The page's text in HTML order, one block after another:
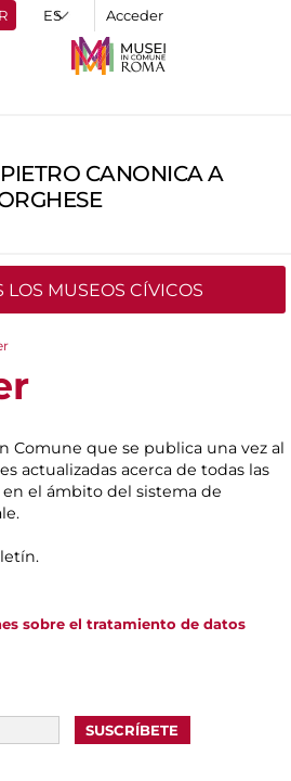
Acceder
CANONICA A
LOS MUSEOS CÍVICOS
Comune que se publica una vez al
actualizadas acerca de todas las
el ámbito del sistema de
sobre el tratamiento de datos